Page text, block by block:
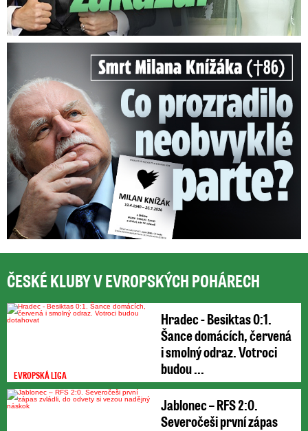
Smrt Milana Knížáka (†86): Co prozradilo neobvyklé parte?
ČESKÉ KLUBY V EVROPSKÝCH POHÁRECH
EVROPSKÁ LIGA
Hradec - Besiktas 0:1.
Šance domácích, červená
i smolný odraz. Votroci
budou ...
Jablonec – RFS 2:0.
Severočeši první zápas